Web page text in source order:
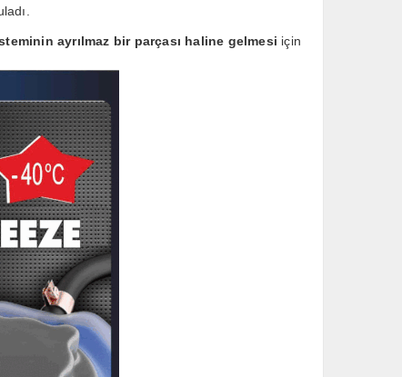
ayrılmaz bir parçası haline gelmesi için